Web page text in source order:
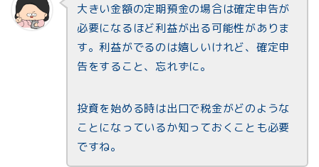
大きい金額の定期預金の場合は確定申告が
必要になるほど利益が出る可能性がありま
す。利益がでるのは嬉しいけれど、確定申
告をすること、忘れずに。
投資を始める時は出口で税金がどのような
ことになっているか知っておくことも必要
ですね。